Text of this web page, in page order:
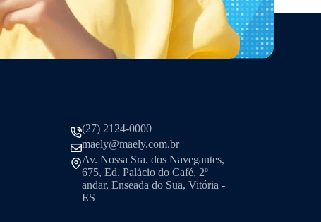
(27) 2124-0000
maely@maely.com.br
Av. Nossa Sra. dos Navegantes,
675, Ed. Palácio do Café, 2º
andar, Enseada do Sua, Vitória -
ES